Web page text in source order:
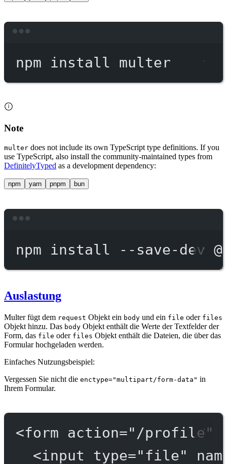
npm install multer
Note
multer does not include its own TypeScript type definitions. If you
use TypeScript, also install the community-maintained types from
DefinitelyTyped as a development dependency:
npm yarn pnpm bun
npm install --save-dev
Auslastung
Multer fügt dem request Objekt ein body und ein file oder files
Objekt hinzu. Das body Objekt enthält die Werte der Textfelder der
Form, das file oder files Objekt enthält die Dateien, die über das
Formular hochgeladen werden.
Einfaches Nutzungsbeispiel:
Vergessen Sie nicht die enctype="multipart/form-data" in
Ihrem Formular.
<form action="/profile"
<input type="file"